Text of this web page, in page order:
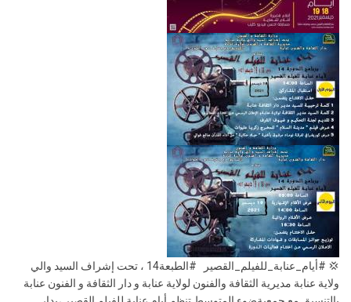
💢 #أيام_عنابة_للفيلم_القصير #الطبعة14 ، تحت إشراف السيد والي
ولاية عنابة مديرية الثقافة والفنون لولاية عنابة و دار الثقافة و الفنون عنابة